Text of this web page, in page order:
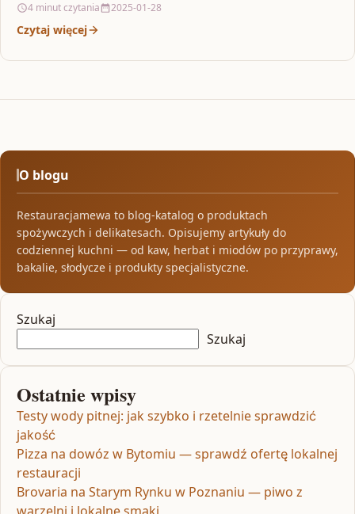
4 minut czytania 2025-01-28
Czytaj więcej
O blogu
Restauracjamewa to blog-katalog o produktach
spożywczych i delikatesach. Opisujemy artykuły do
codziennej kuchni — od kaw, herbat i miodów po przyprawy,
bakalie, słodycze i produkty specjalistyczne.
Szukaj
Szukaj
Ostatnie wpisy
Testy wody pitnej: jak szybko i rzetelnie sprawdzić
jakość
Pizza na dowóz w Bytomiu — sprawdź ofertę lokalnej
restauracji
Brovaria na Starym Rynku w Poznaniu — piwo z